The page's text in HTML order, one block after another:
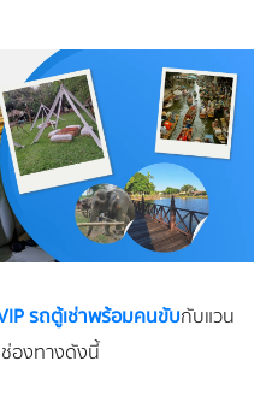
รถตู้เช่าพร้อมคนขับกับแวน
ช่องทางดังนี้